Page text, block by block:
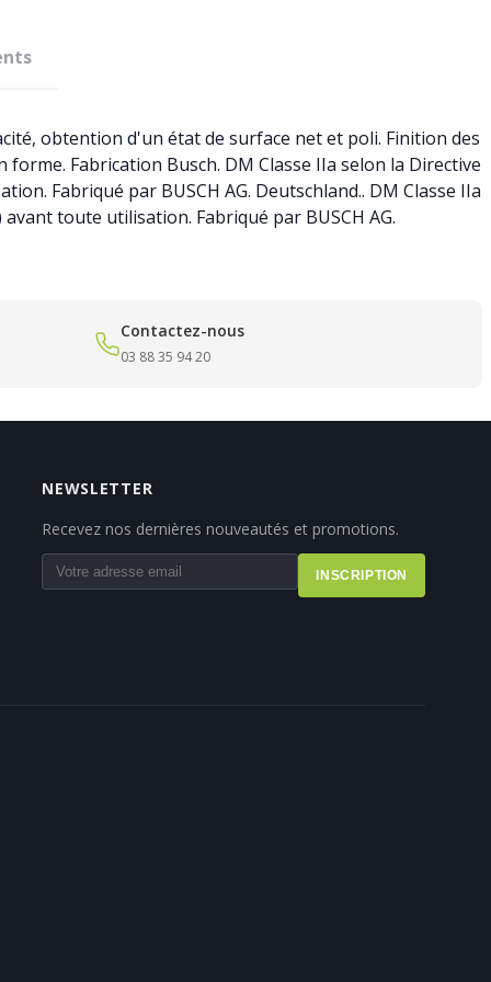
obtention d'un état de surface net et poli. Finition des
Fabrication Busch. DM Classe IIa selon la Directive
Fabriqué par BUSCH AG. Deutschland.. DM Classe IIa
toute utilisation. Fabriqué par BUSCH AG.
Contactez-nous
03 88 35 94 20
NEWSLETTER
Recevez nos dernières nouveautés et promotions.
INSCRIPTION